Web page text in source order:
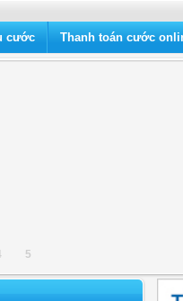
cước Thanh toán cước
5